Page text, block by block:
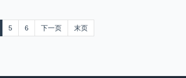
5 6 下一页 末页